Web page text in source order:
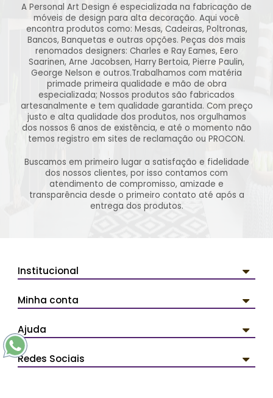
A Personal Art Design é especializada na fabricação de
móveis de design para alta decoração. Aqui você
encontra produtos como: Mesas, Cadeiras, Poltronas,
Bancos, Banquetas e outras opções. Peças dos mais
renomados designers: Charles e Ray Eames, Eero
Saarinen, Arne Jacobsen, Harry Bertoia, Pierre Paulin,
George Nelson e outros.Trabalhamos com matéria
primade primeira qualidade e mão de obra
especializada; Nossos produtos são fabricados
artesanalmente e tem qualidade garantida. Com preço
justo e alta qualidade dos produtos, nos orgulhamos
dos nossos 6 anos de existência, e até o momento não
temos registro em sites de reclamação ou PROCON.
Buscamos em primeiro lugar a satisfação e fidelidade
dos nossos clientes, por isso contamos com
atendimento de compromisso, amizade e
transparência desde o primeiro contato até após a
entrega dos produtos.
Institucional
Minha conta
Ajuda
Redes Sociais